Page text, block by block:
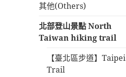
其他(Others)
北部登山景點 North
Taiwan hiking trail
【臺北區步道】Taipei
Trail